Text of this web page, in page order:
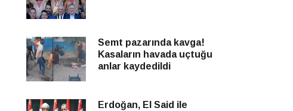
Semt pazarında kavga!
Kasaların havada uçtuğu
anlar kaydedildi
Erdoğan, El Said ile